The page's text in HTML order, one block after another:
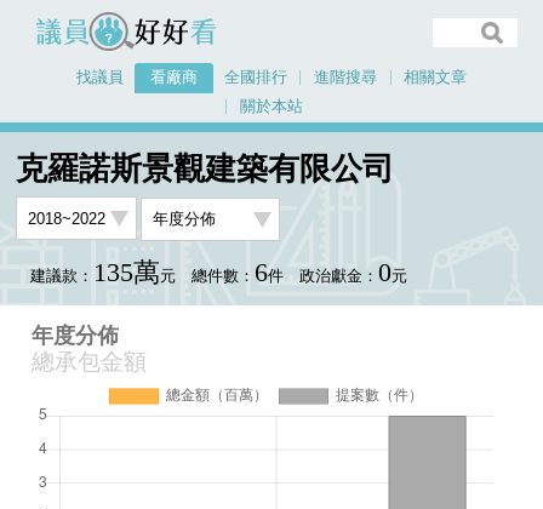
議員好好看
找議員 看廠商 全國排行 進階搜尋
相關文章
關於本站
克羅諾斯景觀建築有限公司
建議款： 135萬元 總件數： 6件 政治獻金： 0元
年度分佈
總承包金額